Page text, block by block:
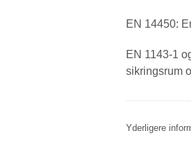
EN 14450:
EN 1143-1
sikringsrum
Yderligere